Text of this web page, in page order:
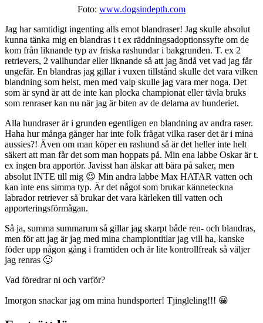
Foto: www.dogsindepth.com
Jag har samtidigt ingenting alls emot blandraser! Jag skulle absolut
kunna tänka mig en blandras i t ex räddningsadoptionssyfte om de
kom från liknande typ av friska rashundar i bakgrunden. T. ex 2
retrievers, 2 vallhundar eller liknande så att jag ändå vet vad jag får
ungefär. En blandras jag gillar i vuxen tillstånd skulle det vara vilken
blandning som helst, men med valp skulle jag vara mer noga. Det
som är synd är att de inte kan plocka championat eller tävla bruks
som renraser kan nu när jag är biten av de delarna av hunderiet.
Alla hundraser är i grunden egentligen en blandning av andra raser.
Haha hur många gånger har inte folk frågat vilka raser det är i mina
aussies?! Även om man köper en rashund så är det heller inte helt
säkert att man får det som man hoppats på. Min ena labbe Oskar är t.
ex ingen bra apportör. Javisst han älskar att bära på saker, men
absolut INTE till mig 😉 Min andra labbe Max HATAR vatten och
kan inte ens simma typ. Är det något som brukar känneteckna
labrador retriever så brukar det vara kärleken till vatten och
apporteringsförmågan.
Så ja, summa summarum så gillar jag skarpt både ren- och blandras,
men för att jag är jag med mina championtitlar jag vill ha, kanske
föder upp någon gång i framtiden och är lite kontrollfreak så väljer
jag renras 🙂
Vad föredrar ni och varför?
Imorgon snackar jag om mina hundsporter! Tjingleling!!! 😀